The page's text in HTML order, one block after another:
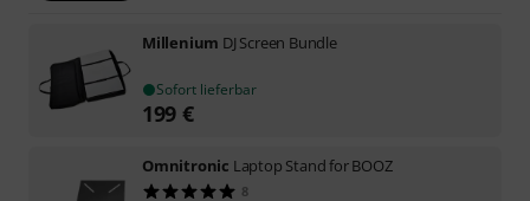
Millenium DJ Screen Bundle
Sofort lieferbar
199 €
Omnitronic Laptop Stand for BOOZ
8